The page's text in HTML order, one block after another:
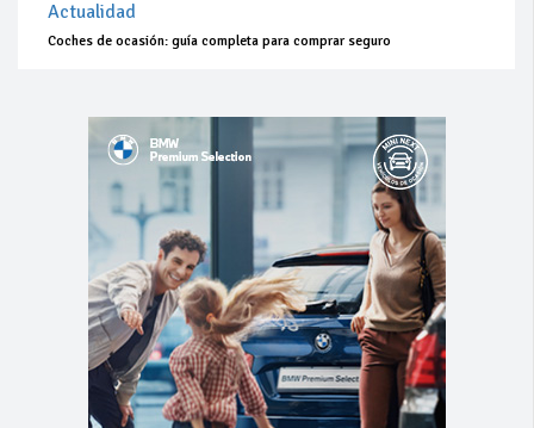
Actualidad
Coches de ocasión: guía completa para comprar seguro